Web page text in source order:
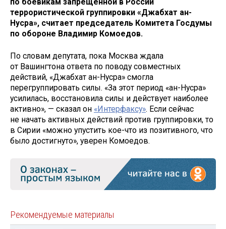
террористической группировки «Джабхат ан-
Нусра», считает председатель Комитета Госдумы
по обороне Владимир Комоедов.
По словам депутата, пока Москва ждала
от Вашингтона ответа по поводу совместных
действий, «Джабхат ан-Нусра» смогла
перегруппировать силы. «За этот период «ан-Нусра»
усилилась, восстановила силы и действует наиболее
активно», — сказал он «Интерфаксу». Если сейчас
не начать активных действий против группировки, то
в Сирии «можно упустить кое-что из позитивного, что
было достигнуто», уверен Комоедов.
Рекомендуемые материалы